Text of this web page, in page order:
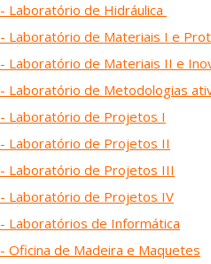
- Laboratório de Hidráulica
- Laboratório de Materiais I e
- Laboratório de Materiais II e
- Laboratório de Metodologias
- Laboratório de Projetos I
- Laboratório de Projetos II
- Laboratório de Projetos III
- Laboratório de Projetos IV
- Laboratórios de Informática
- Oficina de Madeira e Maquetes